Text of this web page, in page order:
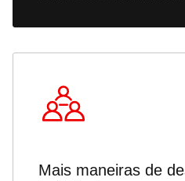
Mais maneiras de